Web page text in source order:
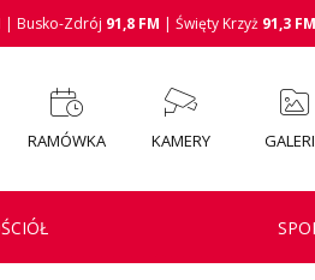
| Busko-Zdrój 91,8 FM | Święty Krzyż 91,3 FM
RAMÓWKA KAMERY